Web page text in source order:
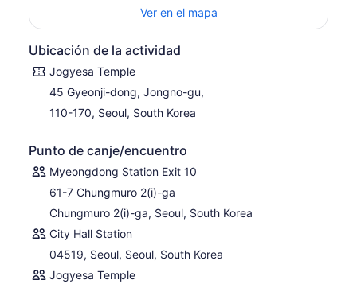
Ver en el mapa
Ubicación de la actividad
Jogyesa Temple
45 Gyeonji-dong, Jongno-gu,
110-170, Seoul, South Korea
Punto de canje/encuentro
Myeongdong Station Exit 10
61-7 Chungmuro 2(i)-ga
Chungmuro 2(i)-ga, Seoul, South Korea
City Hall Station
04519, Seoul, Seoul, South Korea
Jogyesa Temple